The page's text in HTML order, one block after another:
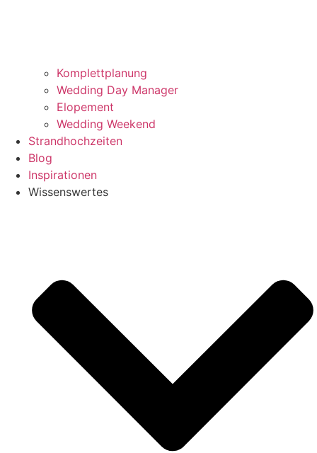
Komplettplanung
Wedding Day Manager
Elopement
Wedding Weekend
Strandhochzeiten
Blog
Inspirationen
Wissenswertes